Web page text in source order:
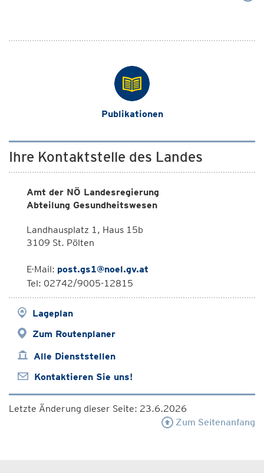
Publikationen
Ihre Kontaktstelle des Landes
Amt der NÖ Landesregierung
Abteilung Gesundheitswesen
Landhausplatz 1, Haus 15b
3109 St. Pölten
E-Mail: post.gs1@noel.gv.at
Tel: 02742/9005-12815
Lageplan
Zum Routenplaner
Alle Dienststellen
Kontaktieren Sie uns!
Letzte Änderung dieser Seite: 23.6.2026
Zum Seitenanfang